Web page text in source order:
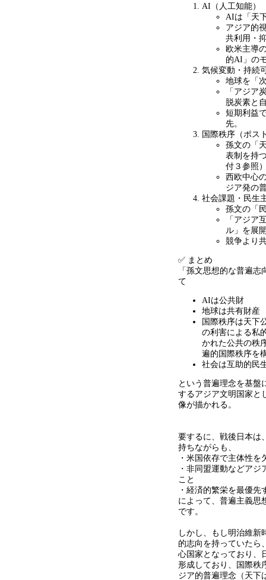
AI（人工知能）
AIは「天
アジア的
共利用・
欧米主導
的AI 」の
気候変動・持続
地球を「
「アジア
脱炭素と
短期利益
先。
国際秩序（ポス
孫文の「
表制を持
付３参照
西欧中心
ジア発の
社会課題・民生
孫文の「
「アジア
ル」を展
競争より
✅ まとめ
「孫文思想的な普遍
て
AIは公共財
地球は共有財産
国際秩序は天下
の利害による私
かれた公共の秩
遍的国際秩序を
社会は互助的民
という普遍理念を基盤
するアジア文明国家と
像が描かれる。
要するに、戦後日本は
持ちながらも、
・米国依存で主体性を
・非同盟運動などア
こと
・経済的繁栄を最優
によって、普遍主義思
です。
しかし、もし明治維新
的志向を持っていたら
心国家となっており、
形成しており、国際秩
ジア的普遍理念（天下